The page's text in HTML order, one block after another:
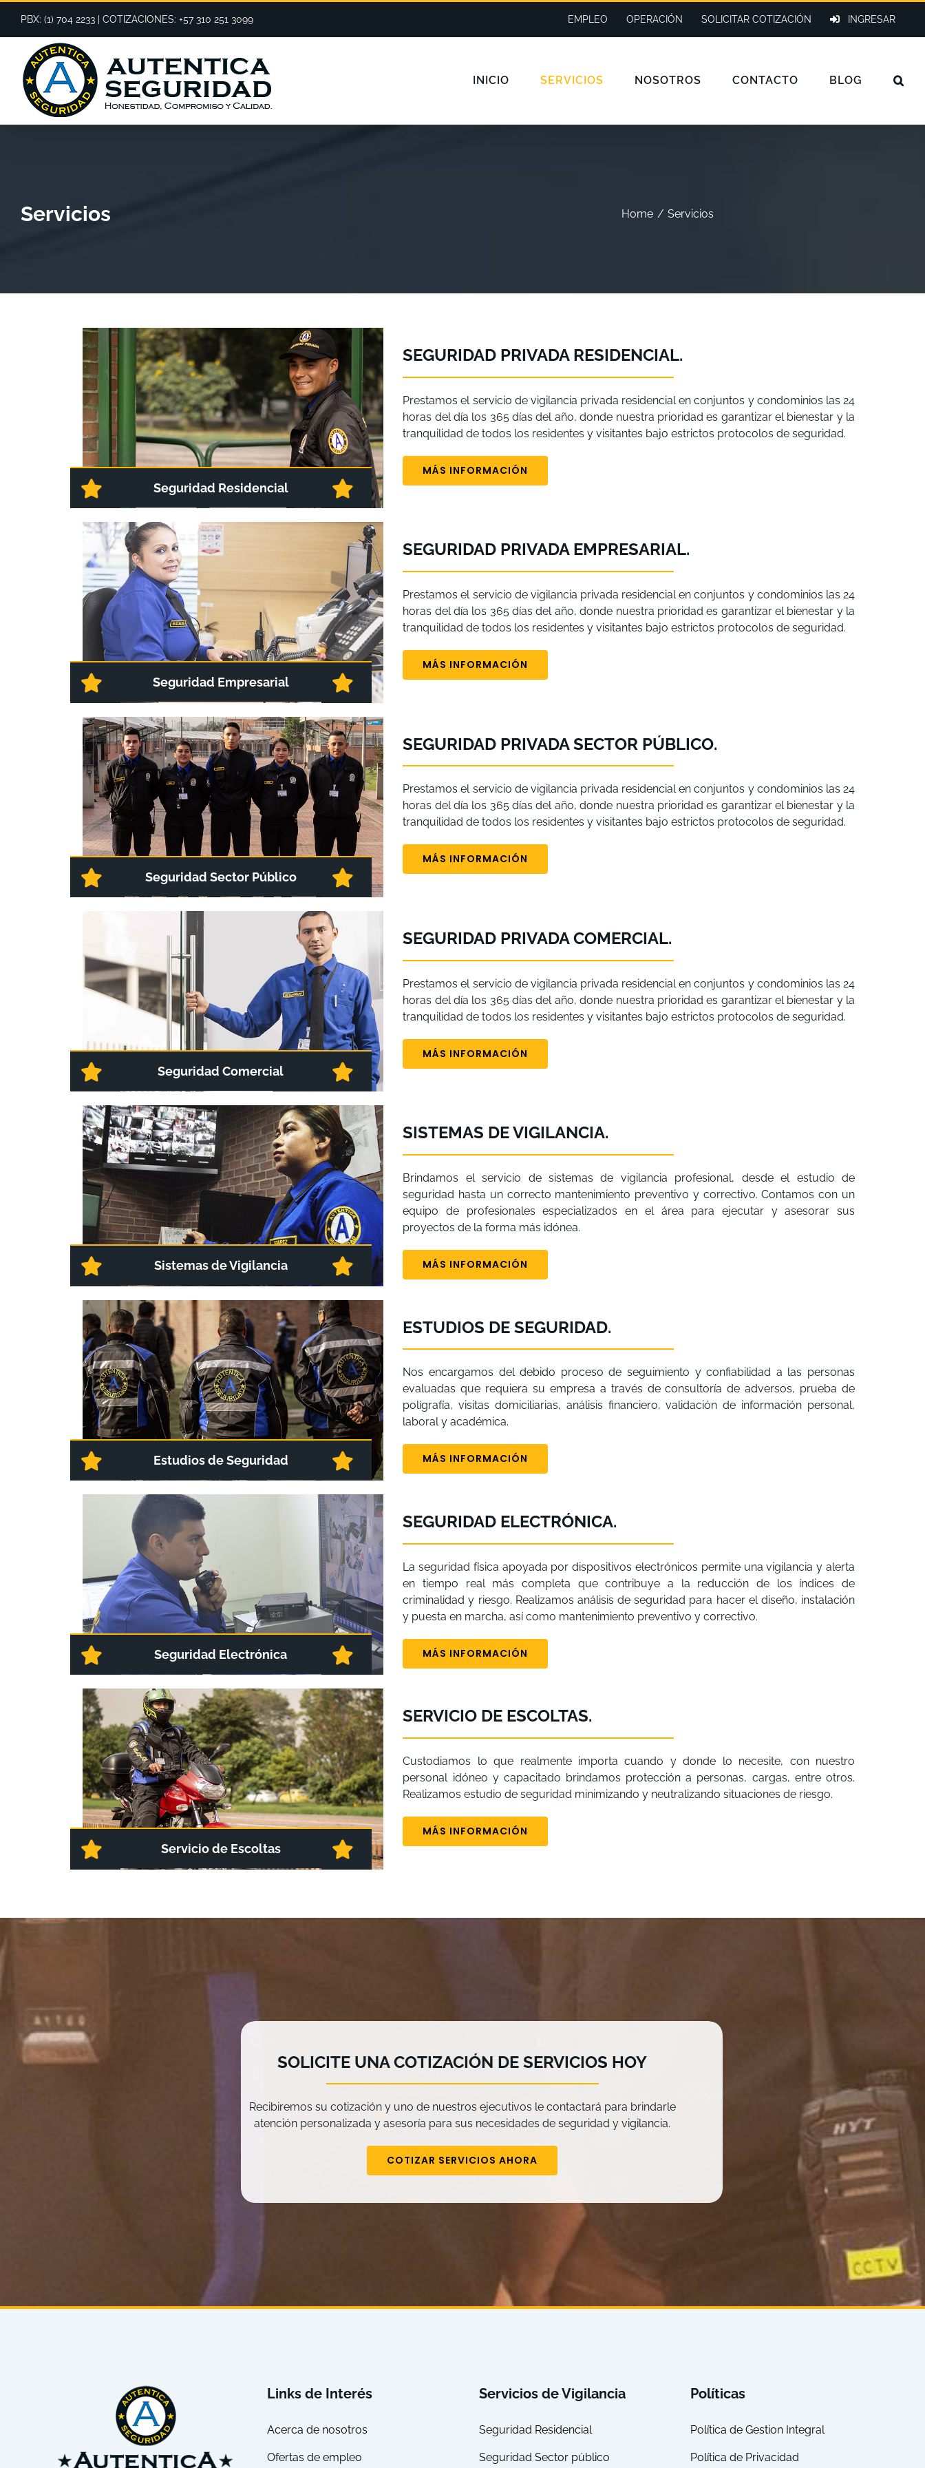
contenido
PBX: (1) 704 2233 | COTIZACIONES: +57 310 251 3099 EMPLEO OPERACIÓN SOLICITAR COTIZACIÓN INGRESAR
INICIO SERVICIOS NOSOTROS CONTACTO BLOG
Servicios Home Servicios
Seguridad Residencial
SEGURIDAD PRIVADA RESIDENCIAL.
Prestamos el servicio de vigilancia privada residencial en conjuntos y condominios las 24
horas del día los 365 días del año, donde nuestra prioridad es garantizar el bienestar y la
tranquilidad de todos los residentes y visitantes bajo estrictos protocolos de seguridad.
MÁS INFORMACIÓN
Seguridad Empresarial
SEGURIDAD PRIVADA EMPRESARIAL.
Prestamos el servicio de vigilancia privada residencial en conjuntos y condominios las 24
horas del día los 365 días del año, donde nuestra prioridad es garantizar el bienestar y la
tranquilidad de todos los residentes y visitantes bajo estrictos protocolos de seguridad.
MÁS INFORMACIÓN
Seguridad Sector Público
SEGURIDAD PRIVADA SECTOR PÚBLICO.
Prestamos el servicio de vigilancia privada residencial en conjuntos y condominios las 24
horas del día los 365 días del año, donde nuestra prioridad es garantizar el bienestar y la
tranquilidad de todos los residentes y visitantes bajo estrictos protocolos de seguridad.
MÁS INFORMACIÓN
Seguridad Comercial
SEGURIDAD PRIVADA COMERCIAL.
Prestamos el servicio de vigilancia privada residencial en conjuntos y condominios las 24
horas del día los 365 días del año, donde nuestra prioridad es garantizar el bienestar y la
tranquilidad de todos los residentes y visitantes bajo estrictos protocolos de seguridad.
MÁS INFORMACIÓN
Sistemas de Vigilancia
SISTEMAS DE VIGILANCIA.
Brindamos el servicio de sistemas de vigilancia profesional, desde el estudio de
seguridad hasta un correcto mantenimiento preventivo y correctivo. Contamos con un
equipo de profesionales especializados en el área para ejecutar y asesorar sus
proyectos de la forma más idónea.
MÁS INFORMACIÓN
Estudios de Seguridad
ESTUDIOS DE SEGURIDAD.
Nos encargamos del debido proceso de seguimiento y confiabilidad a las personas
evaluadas que requiera su empresa a través de consultoría de adversos, prueba de
polígrafía, visitas domiciliarias, análisis financiero, validación de información personal,
laboral y académica.
MÁS INFORMACIÓN
Seguridad Electrónica
SEGURIDAD ELECTRÓNICA.
La seguridad física apoyada por dispositivos electrónicos permite una vigilancia y alerta
en tiempo real más completa que contribuye a la reducción de los índices de
criminalidad y riesgo. Realizamos análisis de seguridad para hacer el diseño, instalación
y puesta en marcha, así como mantenimiento preventivo y correctivo.
MÁS INFORMACIÓN
Servicio de Escoltas
SERVICIO DE ESCOLTAS.
Custodiamos lo que realmente importa cuando y donde lo necesite, con nuestro
personal idóneo y capacitado brindamos protección a personas, cargas, entre otros.
Realizamos estudio de seguridad minimizando y neutralizando situaciones de riesgo.
MÁS INFORMACIÓN
SOLICITE UNA COTIZACIÓN DE SERVICIOS HOY
Recibiremos su cotización y uno de nuestros ejecutivos le contactará para brindarle
atención personalizada y asesoría para sus necesidades de seguridad y vigilancia.
COTIZAR SERVICIOS AHORA
Links de Interés
Acerca de nosotros
Ofertas de empleo
Servicios de Vigilancia
Seguridad Residencial
Seguridad Sector público
Políticas
Política de Gestion Integral
Política de Privacidad